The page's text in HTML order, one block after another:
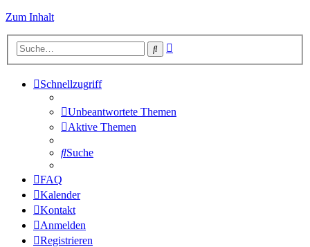
Zum Inhalt
Suche
Schnellzugriff
Unbeantwortete Themen
Aktive Themen
Suche
FAQ
Kalender
Kontakt
Anmelden
Registrieren